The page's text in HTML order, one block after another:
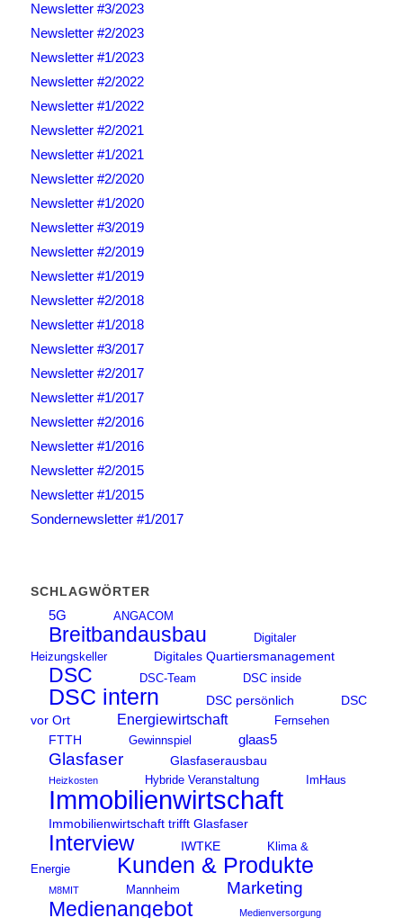
Newsletter #3/2023
Newsletter #2/2023
Newsletter #1/2023
Newsletter #2/2022
Newsletter #1/2022
Newsletter #2/2021
Newsletter #1/2021
Newsletter #2/2020
Newsletter #1/2020
Newsletter #3/2019
Newsletter #2/2019
Newsletter #1/2019
Newsletter #2/2018
Newsletter #1/2018
Newsletter #3/2017
Newsletter #2/2017
Newsletter #1/2017
Newsletter #2/2016
Newsletter #1/2016
Newsletter #2/2015
Newsletter #1/2015
Sondernewsletter #1/2017
SCHLAGWÖRTER
5G ANGACOM
Breitbandausbau
Digitaler
Heizungskeller
Digitales Quartiersmanagement
DSC DSC-Team DSC inside
DSC intern DSC persönlich
DSC
vor Ort
Energiewirtschaft Fernsehen
FTTH Gewinnspiel glaas5
Glasfaser Glasfaserausbau
Heizkosten Hybride Veranstaltung ImHaus
Immobilienwirtschaft
Immobilienwirtschaft trifft Glasfaser
Interview IWTKE
Klima &
Energie
Kunden & Produkte
M8MIT Mannheim Marketing
Medienangebot Medienversorgung